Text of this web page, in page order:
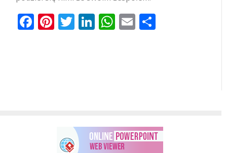
Facebook
Pinterest
Twitter
LinkedIn
WhatsApp
Email